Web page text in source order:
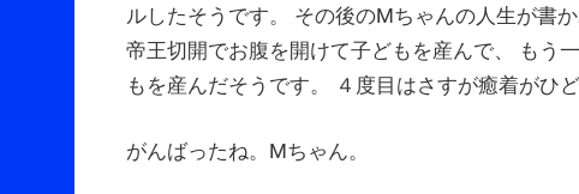
ルしたそうです。 その後のMちゃんの人生が書
帝王切開でお腹を開けて子どもを産んで、 もう
もを産んだそうです。 ４度目はさすが癒着がひ
がんばったね。Mちゃん。